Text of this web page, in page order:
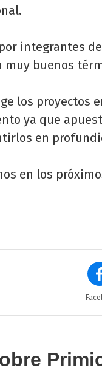
integrantes
muy buenos
los proyectos
ya que
en
en los